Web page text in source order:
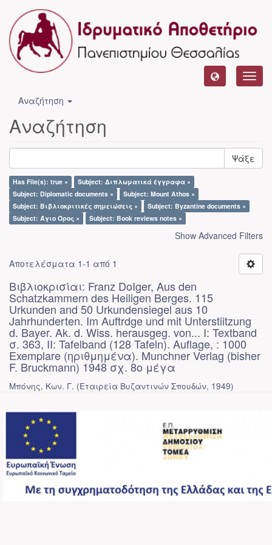
Αναζήτηση
Αναζήτηση
Ψάξε
Has File(s): true ×
Subject: Διπλωματικά έγγραφα ×
Subject: Diplomatic documents ×
Subject: Mount Athos ×
Subject: Βιβλιοκριτικές σημειώσεις ×
Subject: Byzantine documents ×
Subject: Άγιο Όρος ×
Subject: Book reviews notes ×
Show Advanced Filters
Αποτελέσματα 1-1 από 1
Βιβλιοκρισίαι: Franz DοIger, Aus den
Schatzkammern des Heiligen Berges. 115
Urkunden and 50 Urkundensiegel aus 10
Jahrhunderten. Im Auftrdge und mit Unterstiitzung
d. Bayer. Ak. d. Wiss. herausgeg. von... I: Textband
σ. 363, II: Tafelband (128 Tafeln). Auflage, : 1000
Exemplare (ηριθμημένα). Munchner Verlag (bisher
F. Bruckmann) 1948 σχ. 8ο μέγα
Μπόνης, Κων. Γ. (Εταιρεία Βυζαντινών Σπουδών, 1949)